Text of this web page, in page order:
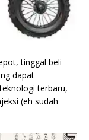
tinggal beli
dapat
terbaru,
(eh sudah